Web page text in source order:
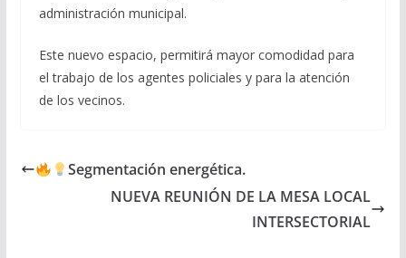
administración municipal.
Este nuevo espacio, permitirá mayor comodidad para
el trabajo de los agentes policiales y para la atención
de los vecinos.
Segmentación energética.
NUEVA REUNIÓN DE LA MESA LOCAL
INTERSECTORIAL